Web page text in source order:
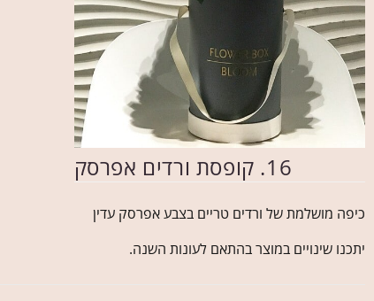
16. קופסת ורדים אפרסק
כיפה מושלמת של ורדים טריים בצבע אפרסק עדין
יתכנו שינויים במוצר בהתאם לעונות השנה.